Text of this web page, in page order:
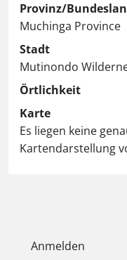
Provinz/
Muchinga Province
Stadt
Mutinondo
Örtlichkeit
Karte
Es liegen keine
Kartendarstellung
Anmelden